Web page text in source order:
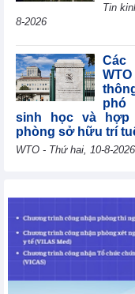
Tin
8-2026
Các
phó
sinh học và hợp
phòng sở hữu trí
WTO - Thứ hai, 10-8-2026
các
sự hợp tác liên tục
WTO - Thứ hai, 10-8-2026